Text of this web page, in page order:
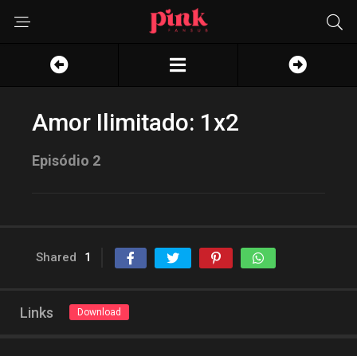
Amor Ilimitado: 1x2
Episódio 2
Shared 1
Links Download